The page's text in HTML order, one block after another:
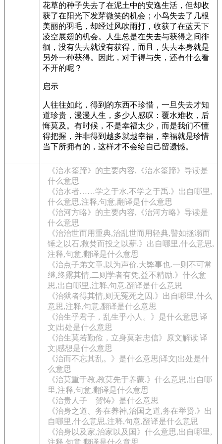
花草的种子失去了在泥土中的安逸生活，但却收
获了在阳光下发芽微笑的机会；小鸟失去了几根
美丽的羽毛，却经过风吹雨打，收获了在蓝天下
凌空展翅的机会。人生总是在失去与获得之间徘
徊，没有失去就没有获得，而且，失去本身就是
另外一种获得。因此，对于得与失，还有什么看
不开的呢？
启示
人往往如此，得到的东西不珍惜，一旦失去才知
道珍贵，漫漫人生，多少人感叹：覆水难收，后
悔莫及。有时候，不是幸福太少，而是我们不懂
得把握，并非得到越多就越幸福，幸福就是珍惜
当下所拥有的，这样才不会给自己留遗憾。
《治水筌蹄》的主要内容,《治水筌蹄》导读是
什么意思
《治水者……学之于水,不学之于禹.》出自哪里,
什么意思,注释,句意,翻译是什么意思
《治河方略》的主要内容,《治河方略》导读是
什么意思
《治治世而用重典,治乱世而用轻典,譬如拯溺而
锤之以石,救焚而投之以薪.》出自哪里,什么意思,
注释,句意,翻译是什么意思
《治点子弟文章,以为声价,大弊事也.一则不可常
继,终露其情,二则学者有凭,益不精励.》什么意
思,出自哪里,注释,句意,翻译是什么意思
《治狱者得其情,则无冤死之囚.》出自哪里,什么
意思,注释,句意,翻译是什么意思
《治生乎君子，乱生乎小人。》是什么意思|译
文|出处是什么意思
《治生莫若勤俭，立身莫若忠信》原文解读|译
文|感想是什么意思
《治而不忘其乱。》是什么意思|译文|出处是什
么意思
《治莫重于教,教莫先于养蒙.》什么意思,出自哪
里,注释,句意,翻译是什么意思
《治贵人子 贺铸》是什么意思
《治身之道、务在养神,治国之道,务在举贤.》出
自哪里,什么意思,注释,句意,翻译是什么意思
《治身以及家,治家以及国》什么意思,出自哪里,
注释,句意,翻译是什么意思